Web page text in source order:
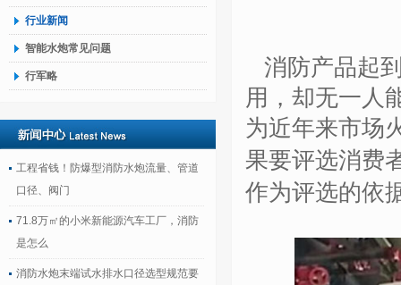
行业新闻
智能水炮常见问题
行军略
工程省钱！防爆型消防水炮流量、管道
口径、阀门
71.8万㎡的小米新能源汽车工厂，消防
是怎么
消防水炮末端试水排水口径选型规范要
消防产品起
用，却无一人
为近年来市场
果要评选消费
作为评选的依